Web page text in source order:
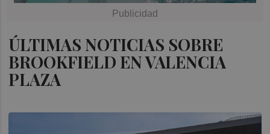
ÚLTIMAS NOTICIAS SOBRE
BROOKFIELD EN VALENCIA
PLAZA